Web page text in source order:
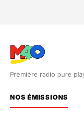
Première radio pure
NOS ÉMISSIONS